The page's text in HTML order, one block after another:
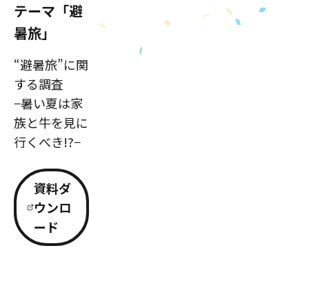
テーマ「避
暑旅」
“避暑旅”に関
する調査
−暑い夏は家
族と牛を見に
行くべき!?−
資料ダ
ウンロ
ード